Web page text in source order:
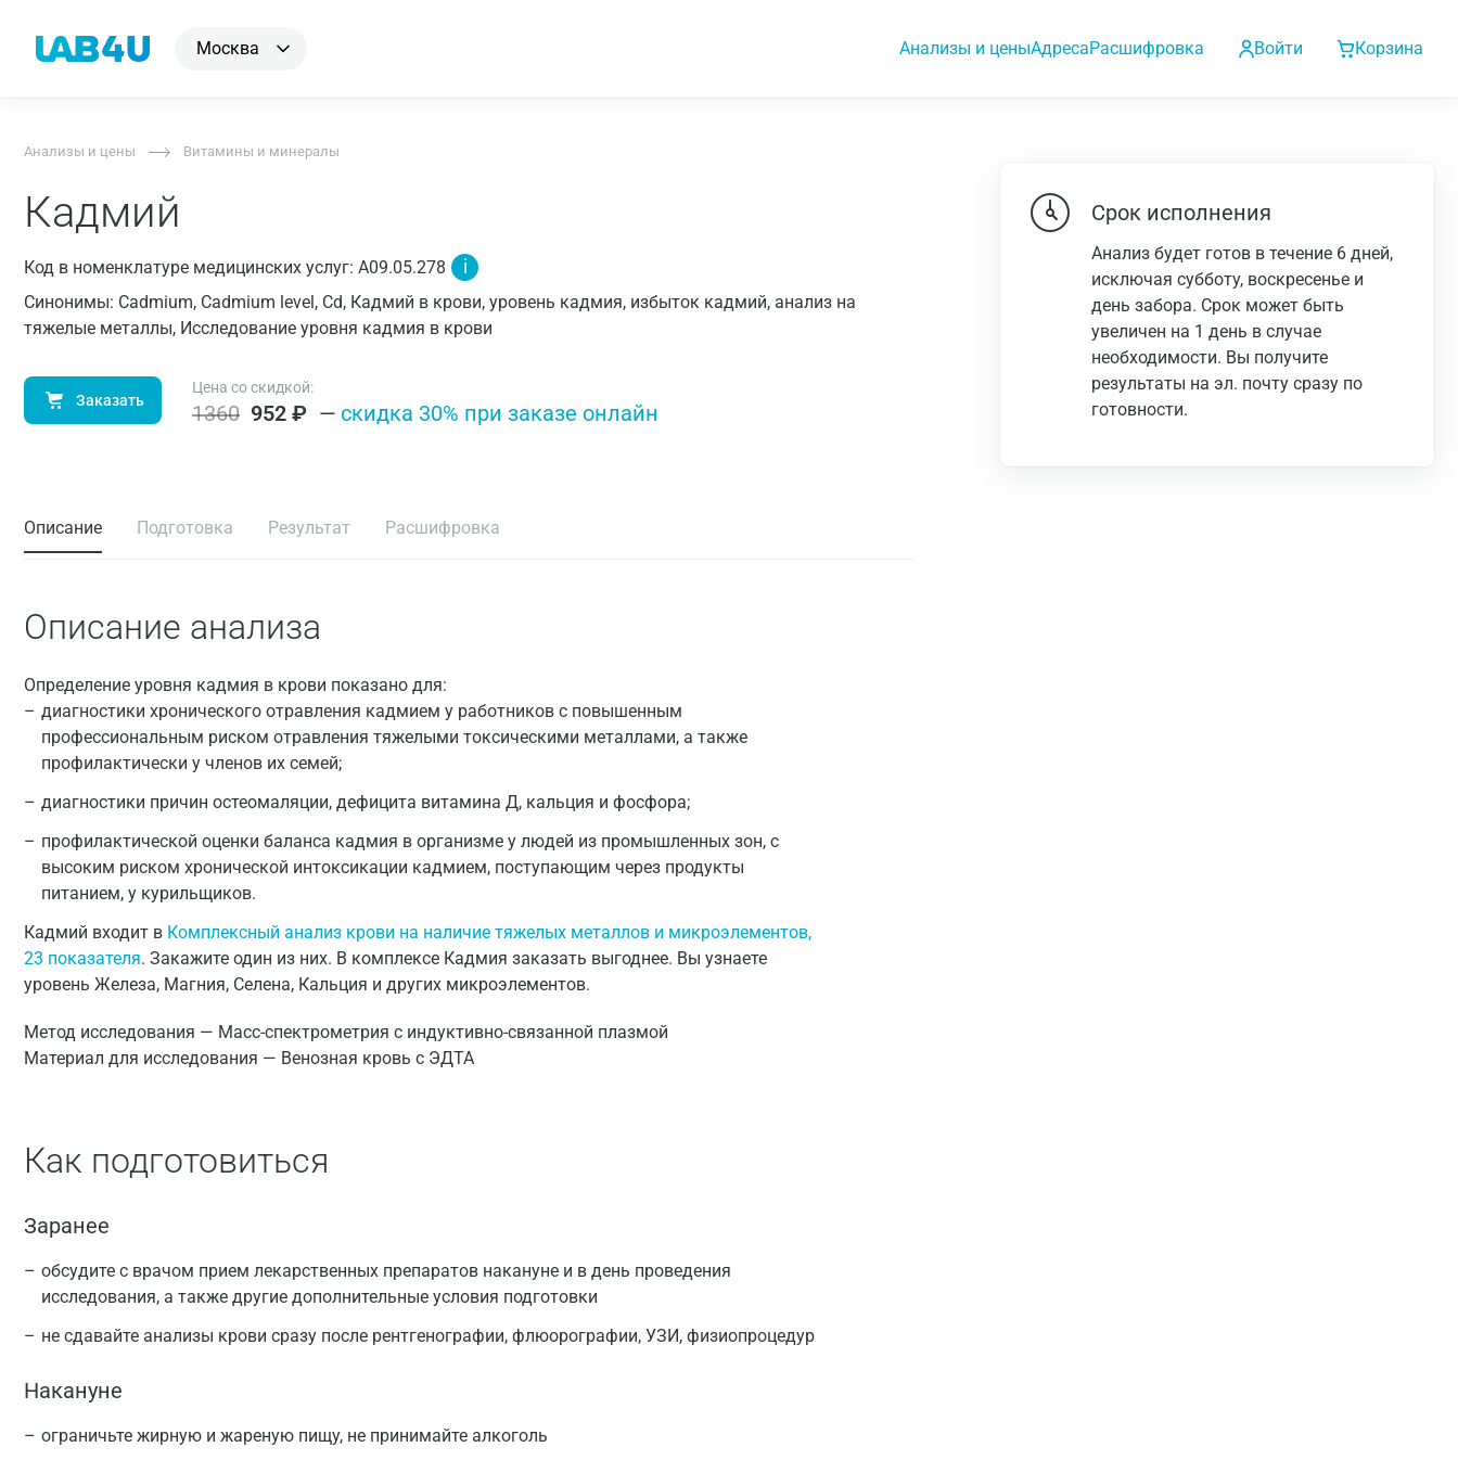
Москва Анализы и ценыАдресаРасшифровка Войти Корзина
Анализы и цены Витамины и минералы
Кадмий
Код в номенклатуре медицинских услуг: A09.05.278 i
Синонимы: Cadmium, Cadmium level, Cd, Кадмий в крови, уровень кадмия, избыток кадмий, анализ на
тяжелые металлы, Исследование уровня кадмия в крови
Заказать
Цена со скидкой:
1360 952 ₽ — cкидка 30% при заказе онлайн
Описание Подготовка Результат Расшифровка
Описание анализа
Определение уровня кадмия в крови показано для:
диагностики хронического отравления кадмием у работников с повышенным
профессиональным риском отравления тяжелыми токсическими металлами, а также
профилактически у членов их семей;
диагностики причин остеомаляции, дефицита витамина Д, кальция и фосфора;
профилактической оценки баланса кадмия в организме у людей из промышленных зон, с
высоким риском хронической интоксикации кадмием, поступающим через продукты
питанием, у курильщиков.
Кадмий входит в Комплексный анализ крови на наличие тяжелых металлов и микроэлементов,
23 показателя. Закажите один из них. В комплексе Кадмия заказать выгоднее. Вы узнаете
уровень Железа, Магния, Селена, Кальция и других микроэлементов.
Метод исследования — Масс-спектрометрия с индуктивно-связанной плазмой
Материал для исследования — Венозная кровь с ЭДТА
Как подготовиться
Заранее
обсудите с врачом прием лекарственных препаратов накануне и в день проведения
исследования, а также другие дополнительные условия подготовки
не сдавайте анализы крови сразу после рентгенографии, флюорографии, УЗИ, физиопроцедур
Накануне
ограничьте жирную и жареную пищу, не принимайте алкоголь
Срок исполнения
Анализ будет готов в течение 6 дней,
исключая субботу, воскресенье и
день забора. Срок может быть
увеличен на 1 день в случае
необходимости. Вы получите
результаты на эл. почту сразу по
готовности.